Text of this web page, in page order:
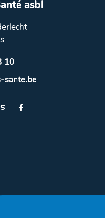
asbl
10
sante.be